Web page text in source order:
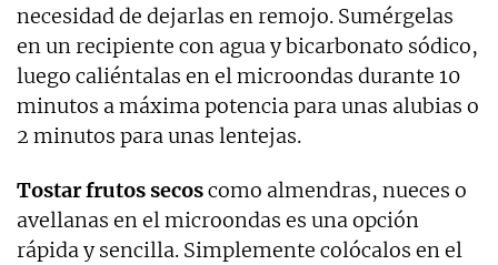
necesidad de dejarlas en remojo. Sumérgelas
en un recipiente con agua y bicarbonato sódico,
luego caliéntalas en el microondas durante 10
minutos a máxima potencia para unas alubias o
2 minutos para unas lentejas.
Tostar frutos secoscomo almendras, nueces o
avellanas en el microondas es una opción
rápida y sencilla. Simplemente colócalos en el